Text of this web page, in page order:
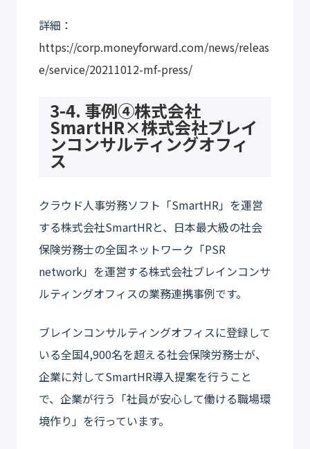
詳細：
https://corp.moneyforward.com/news/releas
e/service/20211012-mf-press/
3-4. 事例④株式会社
SmartHR×株式会社ブレイ
ンコンサルティングオフィ
ス
クラウド人事労務ソフト「SmartHR」を運営
する株式会社SmartHRと、日本最大級の社会
保険労務士の全国ネットワーク「PSR
network」を運営する株式会社ブレインコンサ
ルティングオフィスの業務連携事例です。
ブレインコンサルティングオフィスに登録して
いる全国4,900名を超える社会保険労務士が、
企業に対してSmartHR導入提案を行うこと
で、企業が行う「社員が安心して働ける職場環
境作り」を行っています。